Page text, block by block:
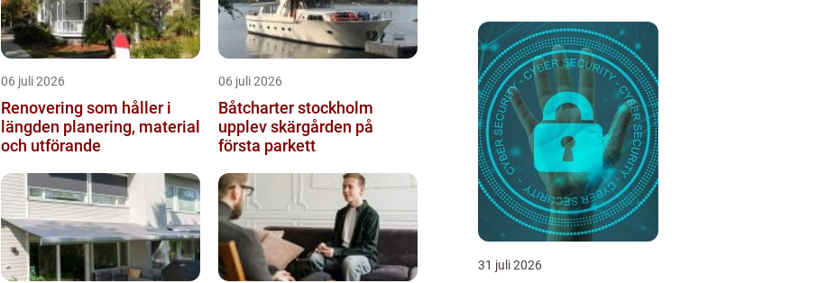
06 juli 2026
Renovering som håller i
längden planering, material
och utförande
06 juli 2026
Båtcharter stockholm
upplev skärgården på
första parkett
31 juli 2026